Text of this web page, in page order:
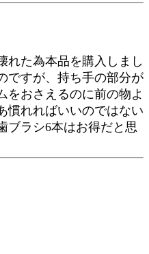
れた為本品を購入しまし
ですが、持ち手の部分が
をおさえるのに前の物よ
慣れればいいのではない
ブラシ6本はお得だと思